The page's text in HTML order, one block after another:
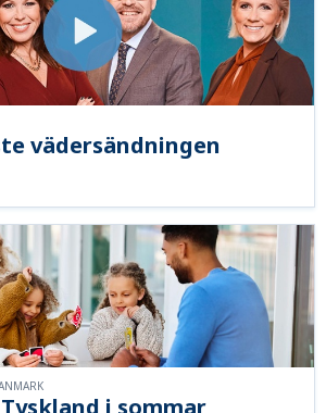
vädersändningen